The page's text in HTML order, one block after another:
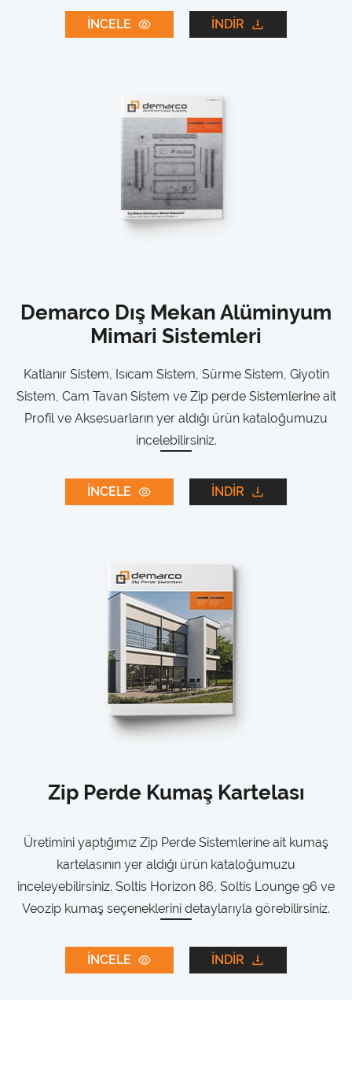
İNCELE İNDİR
Demarco Dış Mekan Alüminyum
Mimari Sistemleri
Katlanır Sistem, Isıcam Sistem, Sürme Sistem, Giyotin
Sistem, Cam Tavan Sistem ve Zip perde Sistemlerine ait
Profil ve Aksesuarların yer aldığı ürün kataloğumuzu
incelebilirsiniz.
İNCELE İNDİR
Zip Perde Kumaş Kartelası
Üretimini yaptığımız Zip Perde Sistemlerine ait kumaş
kartelasının yer aldığı ürün kataloğumuzu
inceleyebilirsiniz. Soltis Horizon 86, Soltis Lounge 96 ve
Veozip kumaş seçeneklerini detaylarıyla görebilirsiniz.
İNCELE İNDİR